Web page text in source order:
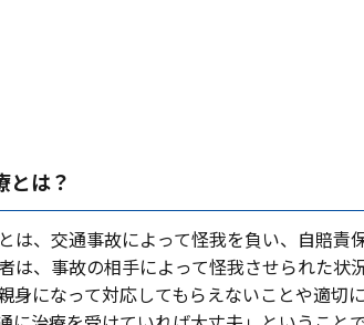
とは？
は、交通事故によって怪我を負い、⾃賠責
は、事故の相⼿によって怪我させられた
⾝になって対応してもらえないことや適切